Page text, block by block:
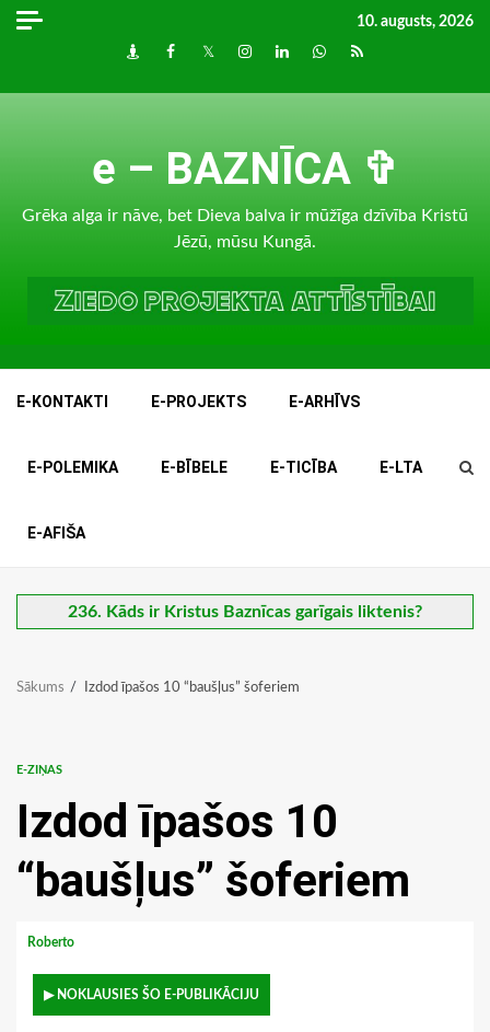
Skip
10. augusts, 2026
DraugiemFacebook
TwitterInstagram
LinkedInwhatsapp
RSS
e – BAZNĪCA ✞
Grēka alga ir nāve, bet Dieva balva ir mūžīga dzīvība Kristū
Jēzū, mūsu Kungā.
E-KONTAKTI E-PROJEKTS E-ARHĪVS
E-POLEMIKA E-BĪBELE E-TICĪBA E-LTA
E-AFIŠA
236. Kāds ir Kristus Baznīcas garīgais liktenis?
Sākums Izdod īpašos 10 “baušļus” šoferiem
E-ZIŅAS
Izdod īpašos 10
“baušļus” šoferiem
Roberto
▶ NOKLAUSIES ŠO E-PUBLIKĀCIJU